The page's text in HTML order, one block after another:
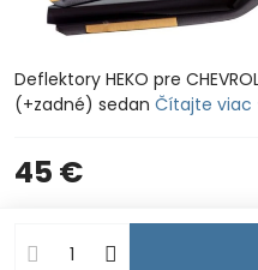
Deflektory HEKO pre
(+zadné) sedan Čítajte viac
45 €